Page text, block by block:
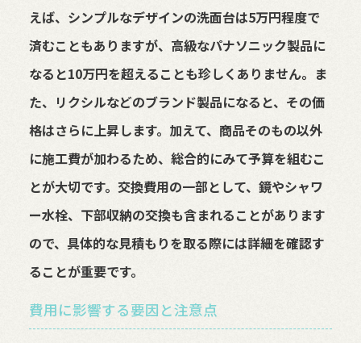
えば、シンプルなデザインの洗面台は5万円程度で
済むこともありますが、高級なパナソニック製品に
なると10万円を超えることも珍しくありません。ま
た、リクシルなどのブランド製品になると、その価
格はさらに上昇します。加えて、商品そのもの以外
に施工費が加わるため、総合的にみて予算を組むこ
とが大切です。交換費用の一部として、鏡やシャワ
ー水栓、下部収納の交換も含まれることがあります
ので、具体的な見積もりを取る際には詳細を確認す
ることが重要です。
費用に影響する要因と注意点